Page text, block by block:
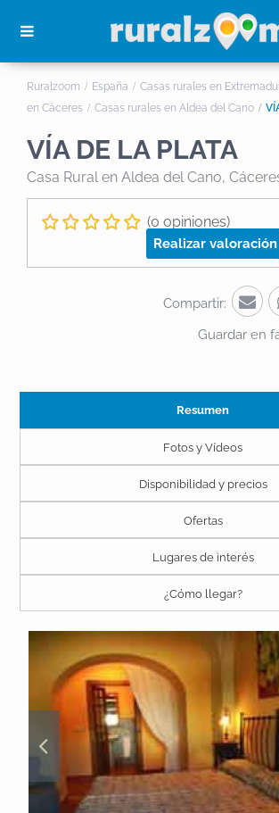
Ruralzoom España Casas rurales en
en Cáceres
Casas rurales en Aldea del Cano
VÍA DE LA PLATA
Casa Ruralen Aldea del Cano,
(0 opiniones)
Realizar valoración
Compartir:
Guardar en
Resumen
Fotos y Vídeos
Disponibilidad y precios
Ofertas
Lugares de interés
¿Cómo llegar?